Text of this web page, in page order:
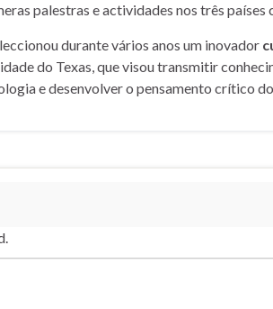
palestras e actividades nos três países
durante vários anos um inovador
do Texas, que visou transmitir
e desenvolver o pensamento crítico